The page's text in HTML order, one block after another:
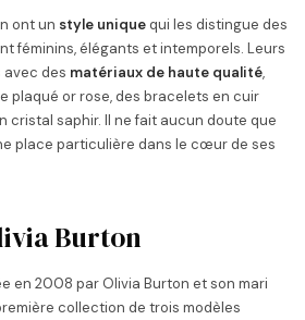
ont un style uniquequi les distingue des
féminins, élégants et intemporels. Leurs
des matériaux de haute qualité,
plaqué or rose, des bracelets en cuir
cristal saphir. Il ne fait aucun doute que
place particulière dans le cœur de ses
Burton
en 2008 par Olivia Burton et son mari
collection de trois modèles